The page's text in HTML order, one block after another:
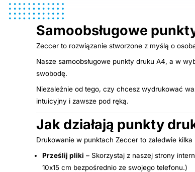
Samoobsługowe
Zeccer to rozwiązanie stworzone z myślą o
Nasze samoobsługowe punkty druku A4, a w
swobodę.
Niezależnie od tego, czy chcesz wydrukować
intuicyjny i zawsze pod ręką.
Jak działają punkty
Drukowanie w punktach Zeccer to zaledwie
Prześlij pliki – Skorzystaj z naszej strony
10x15 cm bezpośrednio ze swojego telefonu.)